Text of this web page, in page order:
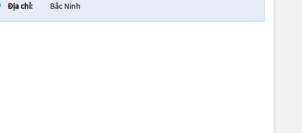
Địa chỉ: Bắc Ninh